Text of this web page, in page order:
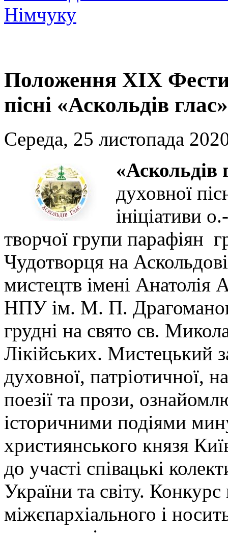
Німчуку
Положення XІХ
пісні «Аскольдів глас»
Середа, 25 листопада
«Аскольдів
духовної
ініціативи
творчої групи
Чудотворця на
мистецтв імені Анатолія
НПУ ім. М. П.
грудні на свято св.
Лікійських. Мистецький
духовної, патріотичної,
поезії та прози,
історичними подіями
християнського князя
до участі співацькі
України та світу. Конкурс
міжєпархіального і